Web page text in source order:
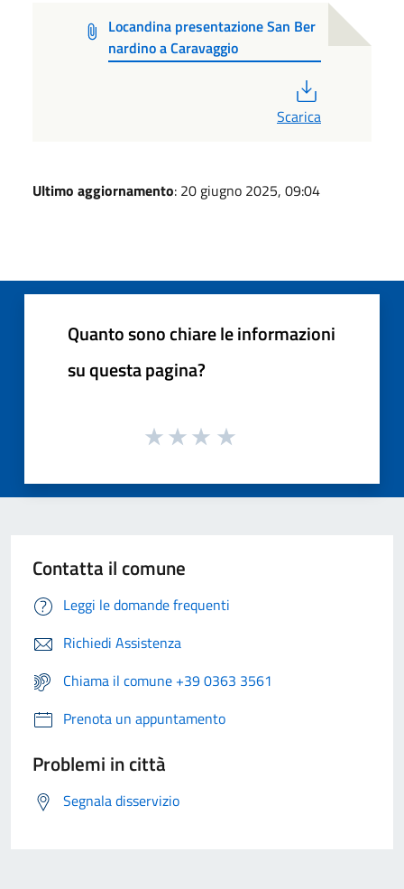
Locandina presentazione San Ber
nardino a Caravaggio
Scarica
Ultimo aggiornamento: 20 giugno 2025, 09:04
Quanto sono chiare le informazioni
su questa pagina?
Contatta il comune
Leggi le domande frequenti
Richiedi Assistenza
Chiama il comune +39 0363 3561
Prenota un appuntamento
Problemi in città
Segnala disservizio